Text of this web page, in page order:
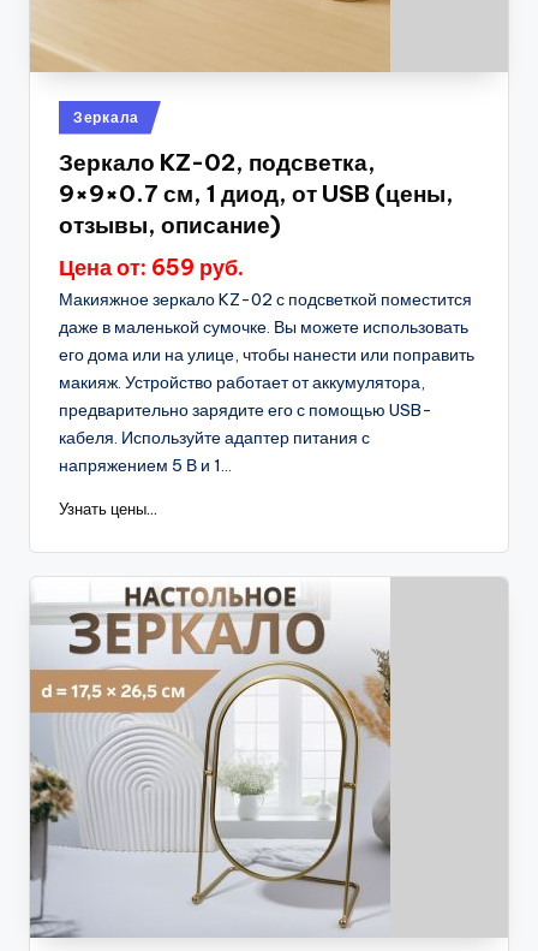
Опубликовано
в
Зеркала
Зеркало KZ-02, подсветка,
9×9×0.7 см, 1 диод, от USB (цены,
отзывы, описание)
Цена от: 659 руб.
Макияжное зеркало KZ-02 с подсветкой поместится
даже в маленькой сумочке. Вы можете использовать
его дома или на улице, чтобы нанести или поправить
макияж. Устройство работает от аккумулятора,
предварительно зарядите его с помощью USB-
кабеля. Используйте адаптер питания с
напряжением 5 В и 1...
Узнать цены...